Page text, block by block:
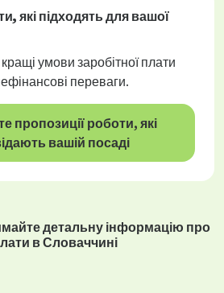
, які підходять для вашої
умови заробітної плати
переваги.
пропозиції роботи, які
вашій посаді
детальну інформацію про
в Словаччині